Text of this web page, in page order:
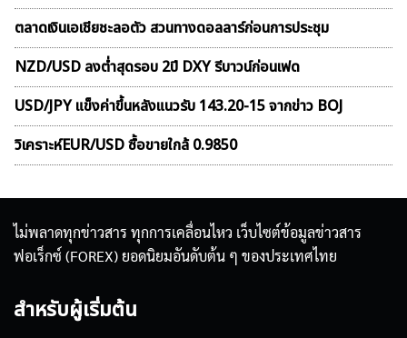
ตลาดเงินเอเชียชะลอตัว สวนทางดอลลาร์ก่อนการประชุม
NZD/USD ลงต่ำสุดรอบ 2ปี DXY รีบาวน์ก่อนเฟด
USD/JPY แข็งค่าขึ้นหลังแนวรับ 143.20-15 จากข่าว BOJ
วิเคราะห์EUR/USD ซื้อขายใกล้ 0.9850
ไม่พลาดทุกข่าวสาร ทุกการเคลื่อนไหว เว็บไซต์ข้อมูลข่าวสาร
ฟอเร็กซ์ (FOREX) ยอดนิยมอันดับต้น ๆ ของประเทศไทย
สำหรับผู้เริ่มต้น